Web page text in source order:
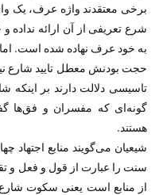
برخی معتقدند واژه عرف، یک
شرع تعریفى از آن ارائه
به خود عرف نهاده شده است.
حجت بودنش معطل تایید شارع
تاسیسی دلالت دارند بر اینکه
گونه‌ای که مفسران و فق‌ها
هستند.
شیعیان می‌گویند منابع
سنت را عبارت از قول و فعل و
از منابع است یعنی سکوت شارع